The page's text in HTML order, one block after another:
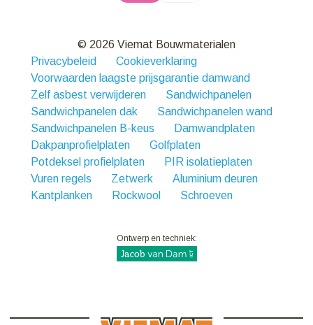
© 2026 Viemat Bouwmaterialen
Privacybeleid
Cookieverklaring
Voorwaarden laagste prijsgarantie damwand
Zelf asbest verwijderen
Sandwichpanelen
Sandwichpanelen dak
Sandwichpanelen wand
Sandwichpanelen B-keus
Damwandplaten
Dakpanprofielplaten
Golfplaten
Potdeksel profielplaten
PIR isolatieplaten
Vuren regels
Zetwerk
Aluminium deuren
Kantplanken
Rockwool Schroeven
Ontwerp en techniek: